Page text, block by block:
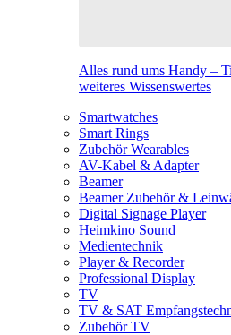
Alles rund ums Handy –
weiteres Wissenswertes
Smartwatches
Smart Rings
Zubehör Wearables
AV-Kabel & Adapter
Beamer
Beamer Zubehör &
Digital Signage Player
Heimkino Sound
Medientechnik
Player & Recorder
Professional Display
TV
TV & SAT
Zubehör TV